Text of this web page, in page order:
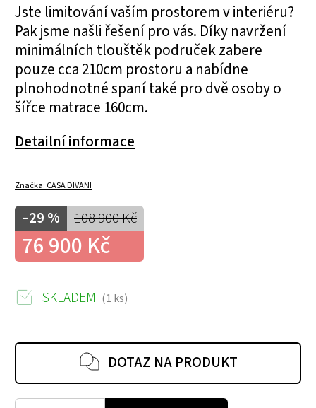
Jste limitování vaším prostorem v interiéru?
Pak jsme našli řešení pro vás. Díky navržení
minimálních tlouštěk područek zabere
pouze cca 210cm prostoru a nabídne
plnohodnotné spaní také pro dvě osoby o
šířce matrace 160cm.
Detailní informace
Značka: CASA DIVANI
108 900 Kč
–29 %
76 900 Kč
SKLADEM (1 ks)
DOTAZ NA PRODUKT